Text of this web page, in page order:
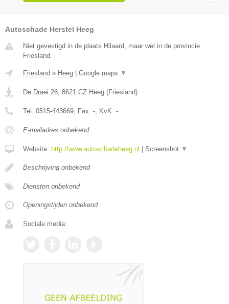
Autoschade Herstel Heeg
Niet gevestigd in de plaats Hilaard, maar wel in de provincie
Friesland.
Friesland » Heeg Google maps ▼
De Draei 26, 8621 CZ Heeg (Friesland)
Tel: 0515-443669, Fax: -, KvK: -
E-mailadres onbekend
Website: http://www.autoschadeheeg.nl Screenshot ▼
Beschrijving onbekend
Diensten onbekend
Openingstijden onbekend
Sociale media: